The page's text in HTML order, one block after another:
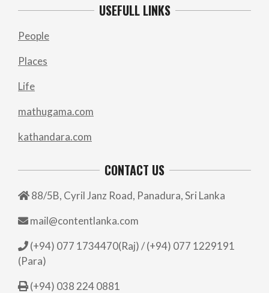
USEFULL LINKS
People
Places
Life
mathugama.com
kathandara.com
CONTACT US
88/5B, Cyril Janz Road, Panadura, Sri Lanka
mail@contentlanka.com
(+94) 077 1734470(Raj) / (+94) 077 1229191
(Para)
(+94) 038 224 0881